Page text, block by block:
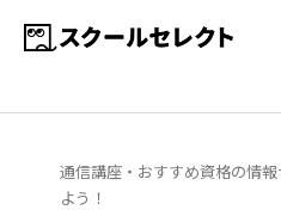
通信講座・おすすめ資格の情
よう！